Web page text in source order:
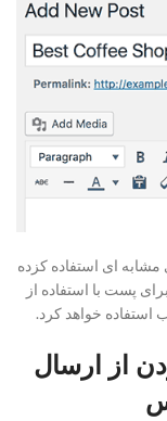
ای استفاده کزده
پست با استفاده از
استفاده خواهد کرد.
از ارسال